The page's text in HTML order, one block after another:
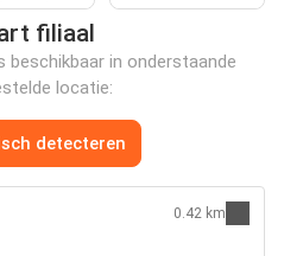
filiaal
beschikbaar in onderstaande
locatie:
detecteren
0.42 km